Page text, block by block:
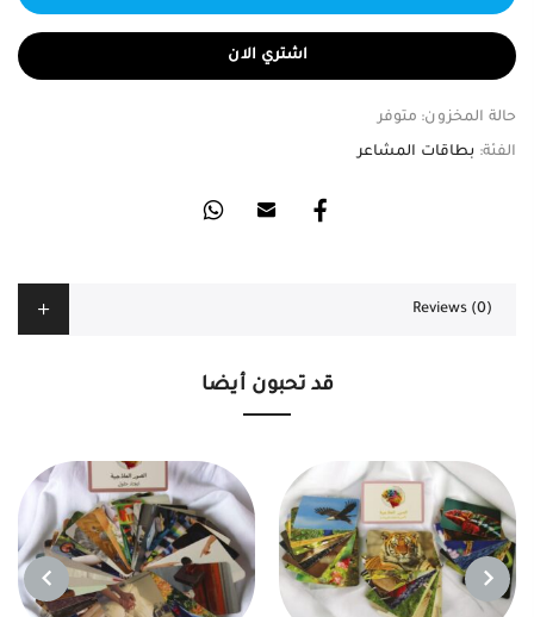
اشتري الان
حالة المخزون: متوفر
الفئة: بطاقات المشاعر
Reviews (0)
قد تحبون أيضا